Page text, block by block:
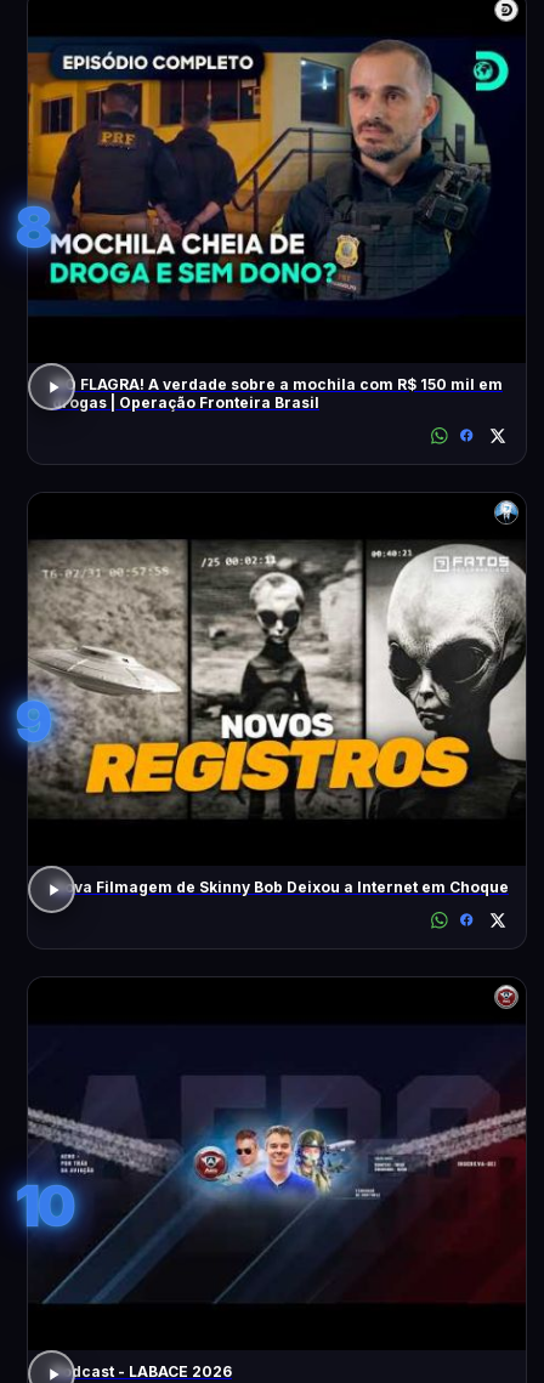
8
NO FLAGRA! A verdade sobre a mochila com R$ 150 mil em
drogas | Operação Fronteira Brasil
9
Nova Filmagem de Skinny Bob Deixou a Internet em Choque
10
Podcast - LABACE 2026